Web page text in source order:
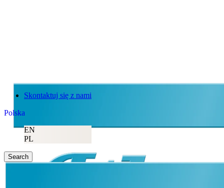
Skontaktuj się z nami
Polska
EN
PL
Search